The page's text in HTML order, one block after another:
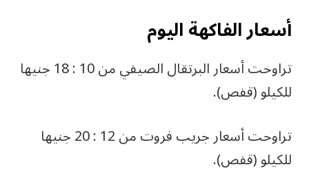
أسعار الفاكهة اليوم
تراوحت أسعار البرتقال الصيفي من 10 : 18 جنيها
للكيلو (قفص).
تراوحت أسعار جريب فروت من 12 : 20 جنيها
للكيلو (قفص).